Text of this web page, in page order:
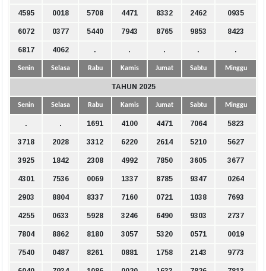
4595 0018 5708 4471 8332 2462 0935
6072 0377 5440 7943 8765 9853 8423
6817 4062 . . . . .
Senin Selasa Rabu Kamis Jumat Sabtu Minggu
TAHUN 2025
Senin Selasa Rabu Kamis Jumat Sabtu Minggu
. . 1691 4100 4471 7064 5823
3718 2028 3312 6220 2614 5210 5627
3925 1842 2308 4992 7850 3605 3677
4301 7536 0069 1337 8785 9347 0264
2903 8804 8337 7160 0721 1038 7693
4255 0633 5928 3246 6490 9303 2737
7804 8862 8180 3057 5320 0571 0019
7540 0487 8261 0881 1758 2143 9773